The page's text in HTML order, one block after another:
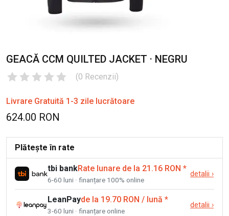
GEACĂ CCM QUILTED JACKET · NEGRU
(0 Recenzii)
Livrare Gratuită 1-3 zile lucrătoare
624.00 RON
Plătește în rate
tbi bankRate lunare de la 21.16 RON *
6-60 luni · finanțare 100% online
detalii ›
LeanPayde la 19.70 RON / lună *
3-60 luni · finanțare online
detalii ›